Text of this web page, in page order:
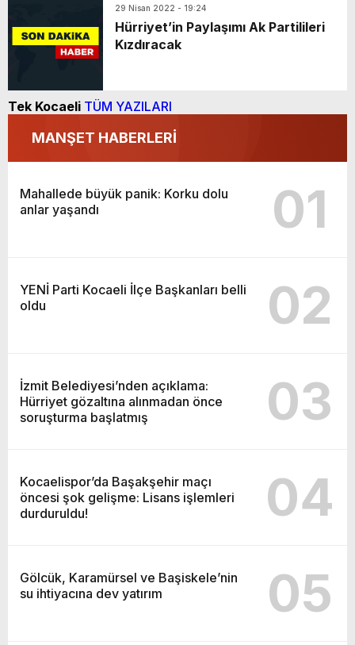
29 Nisan 2022 - 19:24
Hürriyet’in Paylaşımı Ak Partilileri
Kızdıracak
Tek Kocaeli TÜM YAZILARI
MANŞET HABERLERİ
Mahallede büyük panik: Korku dolu
anlar yaşandı
01
YENİ Parti Kocaeli İlçe Başkanları belli
oldu
02
İzmit Belediyesi’nden açıklama:
Hürriyet gözaltına alınmadan önce
soruşturma başlatmış
03
Kocaelispor’da Başakşehir maçı
öncesi şok gelişme: Lisans işlemleri
durduruldu!
04
Gölcük, Karamürsel ve Başiskele’nin
su ihtiyacına dev yatırım
05